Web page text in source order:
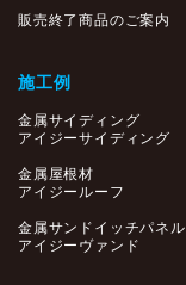
販売終了商品のご案内
施工例
金属サイディング
アイジーサイディング
金属屋根材
アイジールーフ
金属サンドイッチパネル
アイジーヴァンド